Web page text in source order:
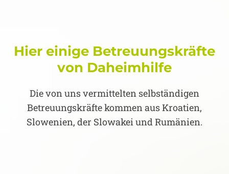
Hier einige Betreuungskräfte
von Daheimhilfe
Die von uns vermittelten selbständigen
Betreuungskräfte kommen aus Kroatien,
Slowenien, der Slowakei und Rumänien.